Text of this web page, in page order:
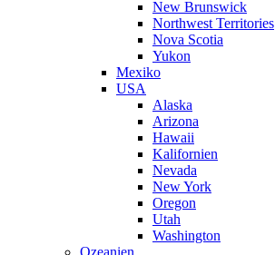
New Brunswick
Northwest Territories
Nova Scotia
Yukon
Mexiko
USA
Alaska
Arizona
Hawaii
Kalifornien
Nevada
New York
Oregon
Utah
Washington
Ozeanien